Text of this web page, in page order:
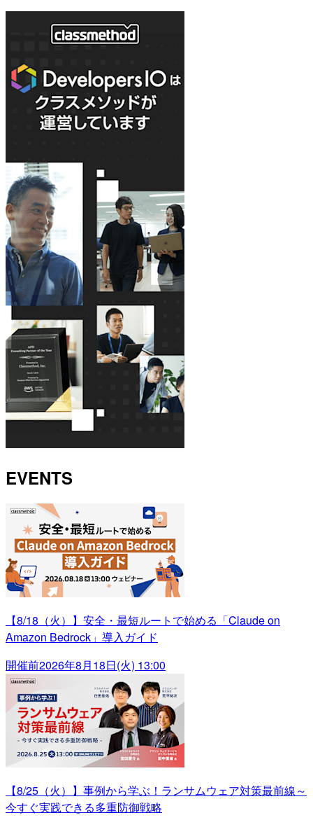
EVENTS
【8/18（火）】安全・最短ルートで始める「Claude on
Amazon Bedrock」導入ガイド
開催前2026年8月18日(火) 13:00
【8/25（火）】事例から学ぶ！ランサムウェア対策最前線～
今すぐ実践できる多重防御戦略